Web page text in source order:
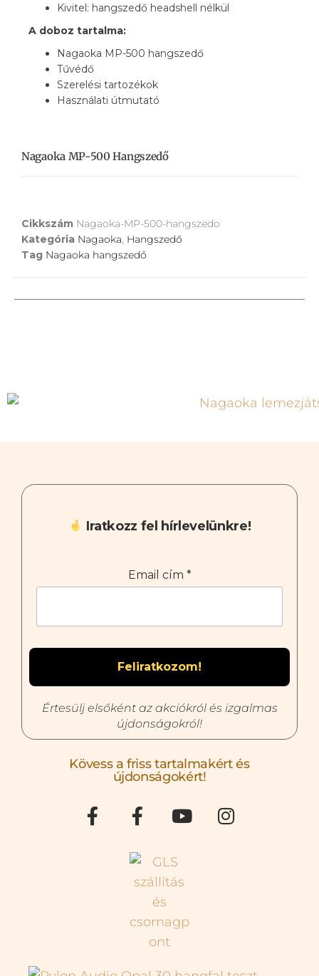
Kivitel: hangszedő headshell nélkül
A doboz tartalma:
Nagaoka MP-500 hangszedő
Tűvédő
Szerelési tartozékok
Használati útmutató
Nagaoka MP-500 Hangszedő
Cikkszám Nagaoka-MP-500-hangszedo
Kategória Nagaoka, Hangszedő
Tag Nagaoka hangszedő
Iratkozz fel hírlevelünkre!
Email cím *
Értesülj elsőként az akciókról és izgalmas
újdonságokról!
Kövess a friss tartalmakért és
újdonságokért!